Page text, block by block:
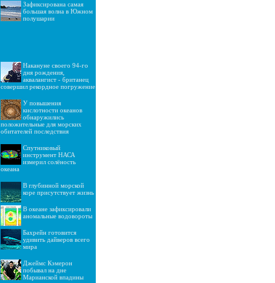
Зафиксирована самая
большая волна в Южном
полушарии
Накануне своего 94-го
дня рождения,
аквалангист - британец
совершил рекордное погружение
У повышения
кислотности океанов
обнаружились
положительные для морских
обитателей последствия
Спутниковый
инструмент НАСА
измерил солёность
океана
В глубинной морской
коре присутствует жизнь
В океане зафиксировали
аномальные водовороты
Бахрейн готовится
удивить дайверов всего
мира
Джеймс Кэмерон
побывал на дне
Марианской впадины